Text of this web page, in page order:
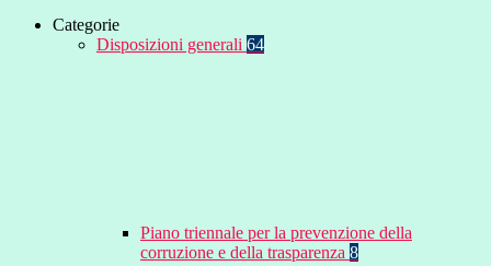
Categorie
Disposizioni generali 64
Piano triennale per la prevenzione della
corruzione e della trasparenza 8